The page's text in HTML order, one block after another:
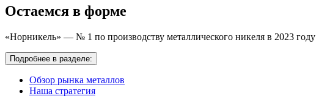
Остаемся в форме
«Норникель» — № 1 по производству металлического никеля в 2023 году
Подробнее в разделе:
Обзор рынка металлов
Наша стратегия